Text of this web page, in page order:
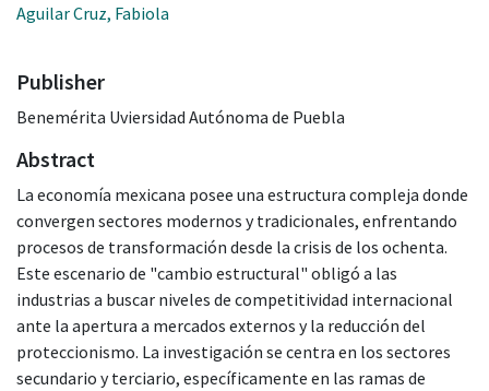
Aguilar Cruz, Fabiola
Publisher
Benemérita Uviersidad Autónoma de Puebla
Abstract
La economía mexicana posee una estructura compleja donde
convergen sectores modernos y tradicionales, enfrentando
procesos de transformación desde la crisis de los ochenta.
Este escenario de "cambio estructural" obligó a las
industrias a buscar niveles de competitividad internacional
ante la apertura a mercados externos y la reducción del
proteccionismo. La investigación se centra en los sectores
secundario y terciario, específicamente en las ramas de